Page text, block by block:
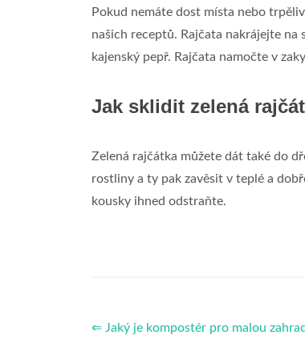
Pokud nemáte dost místa nebo
našich receptů. Rajčata nakrájejte
kajenský pepř. Rajčata namočte v
Jak sklidit zelená
Zelená rajčátka můžete dát také do
rostliny a ty pak zavěsit v teplé a
kousky ihned odstraňte.
⇐ Jaký je kompostér pro malou